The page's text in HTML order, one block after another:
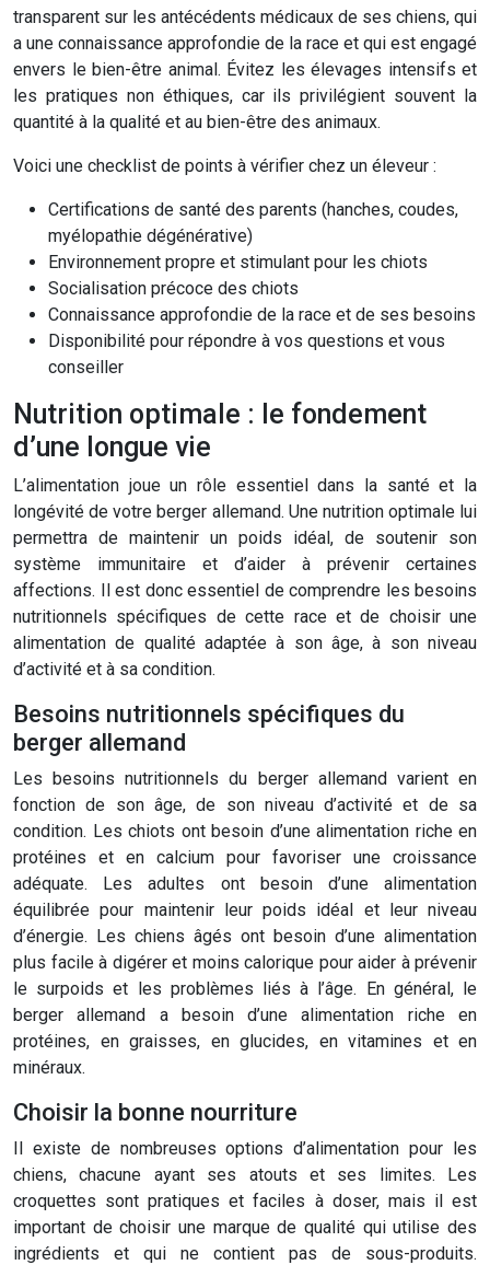
transparent sur les antécédents médicaux de ses chiens, qui
a une connaissance approfondie de la race et qui est engagé
envers le bien-être animal. Évitez les élevages intensifs et
les pratiques non éthiques, car ils privilégient souvent la
quantité à la qualité et au bien-être des animaux.
Voici une checklist de points à vérifier chez un éleveur :
Certifications de santé des parents (hanches, coudes,
myélopathie dégénérative)
Environnement propre et stimulant pour les chiots
Socialisation précoce des chiots
Connaissance approfondie de la race et de ses besoins
Disponibilité pour répondre à vos questions et vous
conseiller
Nutrition optimale : le fondement
d’une longue vie
L’alimentation joue un rôle essentiel dans la santé et la
longévité de votre berger allemand. Une nutrition optimale lui
permettra de maintenir un poids idéal, de soutenir son
système immunitaire et d’aider à prévenir certaines
affections. Il est donc essentiel de comprendre les besoins
nutritionnels spécifiques de cette race et de choisir une
alimentation de qualité adaptée à son âge, à son niveau
d’activité et à sa condition.
Besoins nutritionnels spécifiques du
berger allemand
Les besoins nutritionnels du berger allemand varient en
fonction de son âge, de son niveau d’activité et de sa
condition. Les chiots ont besoin d’une alimentation riche en
protéines et en calcium pour favoriser une croissance
adéquate. Les adultes ont besoin d’une alimentation
équilibrée pour maintenir leur poids idéal et leur niveau
d’énergie. Les chiens âgés ont besoin d’une alimentation
plus facile à digérer et moins calorique pour aider à prévenir
le surpoids et les problèmes liés à l’âge. En général, le
berger allemand a besoin d’une alimentation riche en
protéines, en graisses, en glucides, en vitamines et en
minéraux.
Choisir la bonne nourriture
Il existe de nombreuses options d’alimentation pour les
chiens, chacune ayant ses atouts et ses limites. Les
croquettes sont pratiques et faciles à doser, mais il est
important de choisir une marque de qualité qui utilise des
ingrédients et qui ne contient pas de sous-produits.